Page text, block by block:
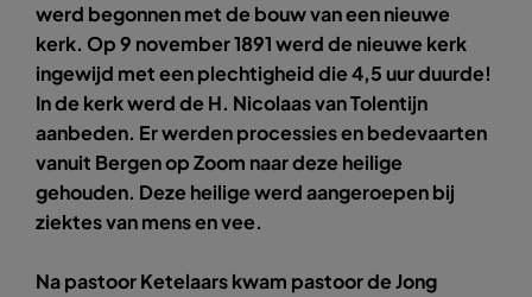
werd begonnen met de bouw van een nieuwe
kerk. Op 9 november 1891 werd de nieuwe kerk
ingewijd met een plechtigheid die 4,5 uur duurde!
In de kerk werd de H. Nicolaas van Tolentijn
aanbeden. Er werden processies en bedevaarten
vanuit Bergen op Zoom naar deze heilige
gehouden. Deze heilige werd aangeroepen bij
ziektes van mens en vee.
Na pastoor Ketelaars kwam pastoor de Jong